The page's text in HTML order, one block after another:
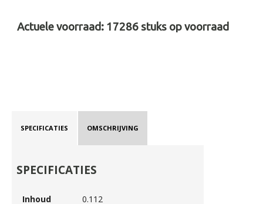
Actuele voorraad: 17286 stuks op voorraad
SPECIFICATIES OMSCHRIJVING
SPECIFICATIES
Inhoud 0.112